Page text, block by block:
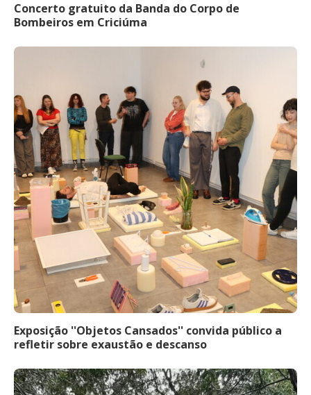
Concerto gratuito da Banda do Corpo de
Bombeiros em Criciúma
Exposição ''Objetos Cansados'' convida público a
refletir sobre exaustão e descanso